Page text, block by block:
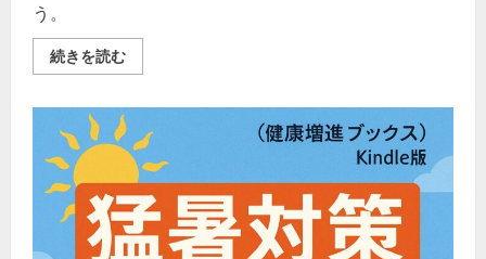
う。
続きを読む誰
で
き
る
「安
心」
の
教
科
書。
『ス
ト